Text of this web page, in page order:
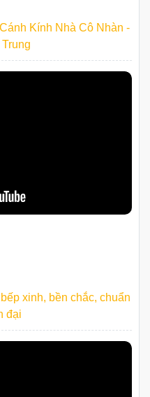
Kính Nhà Cô Nhàn -
xinh, bền chắc, chuẩn
đại